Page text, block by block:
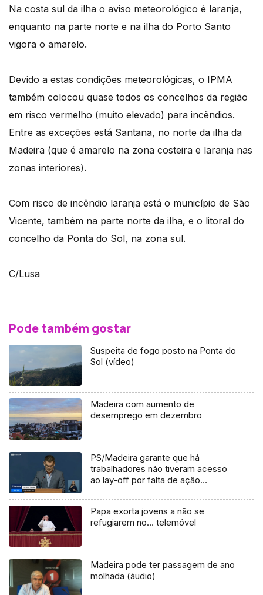
Na costa sul da ilha o aviso meteorológico é laranja,
enquanto na parte norte e na ilha do Porto Santo
vigora o amarelo.
Devido a estas condições meteorológicas, o IPMA
também colocou quase todos os concelhos da região
em risco vermelho (muito elevado) para incêndios.
Entre as exceções está Santana, no norte da ilha da
Madeira (que é amarelo na zona costeira e laranja nas
zonas interiores).
Com risco de incêndio laranja está o município de São
Vicente, também na parte norte da ilha, e o litoral do
concelho da Ponta do Sol, na zona sul.
C/Lusa
Pode também gostar
Suspeita de fogo posto na Ponta do
Sol (vídeo)
Madeira com aumento de
desemprego em dezembro
PS/Madeira garante que há
trabalhadores não tiveram acesso
ao lay-off por falta de ação
Papa exorta jovens a não se
refugiarem no… telemóvel
Madeira pode ter passagem de ano
molhada (áudio)